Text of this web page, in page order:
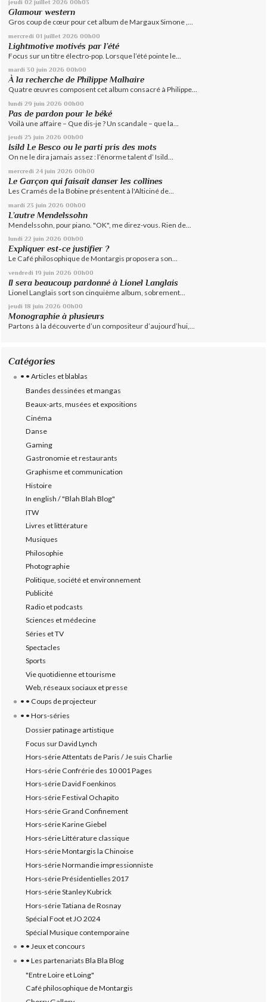
jeudi 02 juillet 2026 00h03
Glamour western
Gros coup de cœur pour cet album de Margaux Simone ,...
mercredi 01 juillet 2026 00h00
Lightmotive motivés par l’été
Focus sur un titre électro-pop. Lorsque l’été pointe le...
mardi 30 juin 2026 00h00
À la recherche de Philippe Malhaire
Quatre œuvres composent cet album consacré à Philippe...
lundi 29 juin 2026 00h00
Pas de pardon pour le béké
Voilà une affaire – Que dis-je ? Un scandale – que la...
jeudi 25 juin 2026 00h00
Isild Le Besco ou le parti pris des mots
On ne le dira jamais assez : l’énorme talent d’ Isild...
mercredi 24 juin 2026 00h00
Le Garçon qui faisait danser les collines
Les Cramés de la Bobine présentent à l'Alticiné de...
mardi 23 juin 2026 00h00
L’autre Mendelssohn
Mendelssohn, pour piano. "OK", me direz-vous. Rien de...
lundi 22 juin 2026 00h00
Expliquer est-ce justifier ?
Le Café philosophique de Montargis proposera son...
vendredi 19 juin 2026 00h00
Il sera beaucoup pardonné à Lionel Langlais
Lionel Langlais sort son cinquième album, sobrement...
jeudi 18 juin 2026 00h00
Monographie à plusieurs
Partons à la découverte d’un compositeur d’aujourd’hui,...
Catégories
• • Articles et blablas
Bandes dessinées et mangas
Beaux-arts, musées et expositions
Cinéma
Danse
Gaming
Gastronomie et restaurants
Graphisme et communication
Histoire
In english / "Blah Blah Blog"
ITW
Livres et littérature
Musiques
Philosophie
Photographie
Politique, société et environnement
Publicité
Radio et podcasts
Sciences et médecine
Séries et TV
Spectacles
Sports
Vie quotidienne et tourisme
Web, réseaux sociaux et presse
• • Coups de projecteur
• • Hors-séries
Dossier patinage artistique
Focus sur David Lynch
Hors-série Attentats de Paris / Je suis Charlie
Hors-série Confrérie des 10 001 Pages
Hors-série David Foenkinos
Hors-série Festival Ochapito
Hors-série Grand Confinement
Hors-série Karine Giebel
Hors-série Littérature classique
Hors-série Montargis la Chinoise
Hors-série Normandie impressionniste
Hors-série Présidentielles 2017
Hors-série Stanley Kubrick
Hors-série Tatiana de Rosnay
Spécial Foot et JO 2024
Spécial Musique contemporaine
• • Jeux et concours
• • Les partenariats Bla Bla Blog
"Entre Loire et Loing"
Café philosophique de Montargis